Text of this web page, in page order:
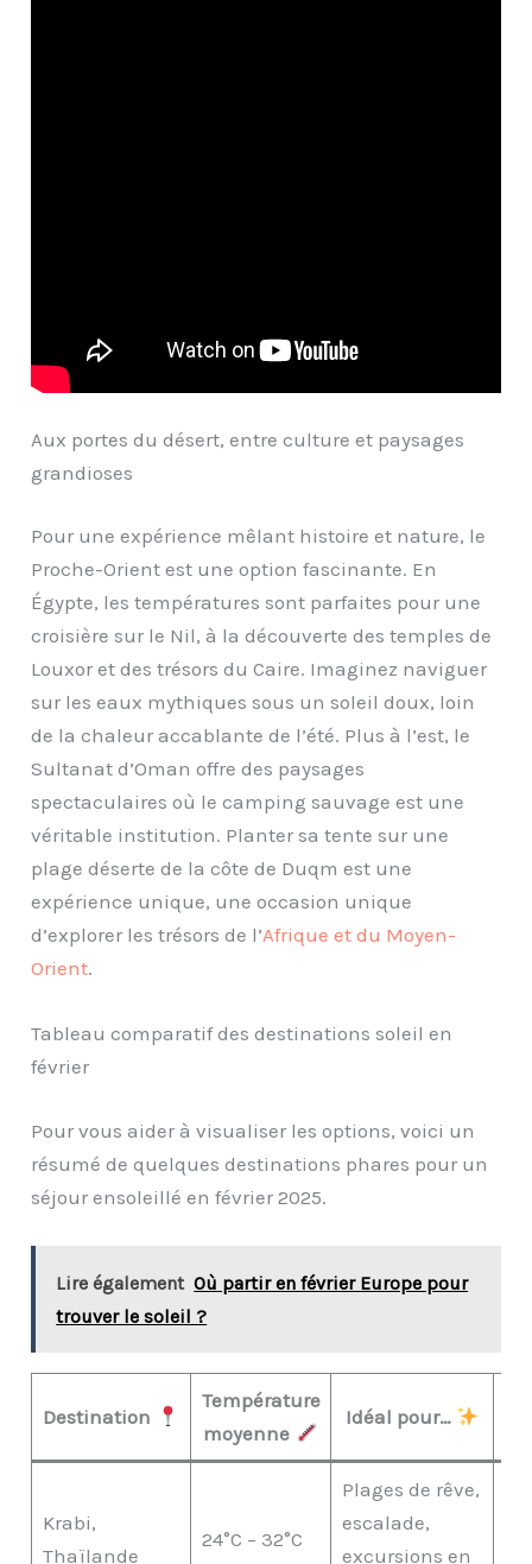
Aux portes du désert, entre culture et paysages
grandioses
Pour une expérience mêlant histoire et nature, le
Proche-Orient est une option fascinante. En
Égypte, les températures sont parfaites pour une
croisière sur le Nil, à la découverte des temples de
Louxor et des trésors du Caire. Imaginez naviguer
sur les eaux mythiques sous un soleil doux, loin
de la chaleur accablante de l’été. Plus à l’est, le
Sultanat d’Oman offre des paysages
spectaculaires où le camping sauvage est une
véritable institution. Planter sa tente sur une
plage déserte de la côte de Duqm est une
expérience unique, une occasion unique
d’explorer les trésors de l’Afrique et du Moyen-
Orient.
Tableau comparatif des destinations soleil en
février
Pour vous aider à visualiser les options, voici un
résumé de quelques destinations phares pour un
séjour ensoleillé en février 2025.
Lire également Où partir en février Europe pour
trouver le soleil ?
Destination
Température
moyenne
Idéal pour…
Krabi,
Thaïlande
24°C – 32°C
Plages de rêve,
escalade,
excursions en